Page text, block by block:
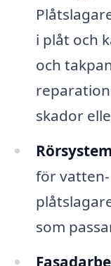
i plåt och
och
skador
för
som